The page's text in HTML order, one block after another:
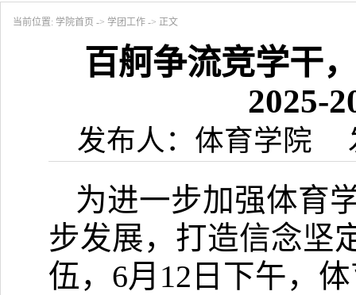
当前位置: 学院首页 -> 学团工作 -> 正文
百舸争流竞学干
2025-
发布人：体育学院
为进一步加强体育
步发展，打造信念坚
伍， 6月 12 日下午，